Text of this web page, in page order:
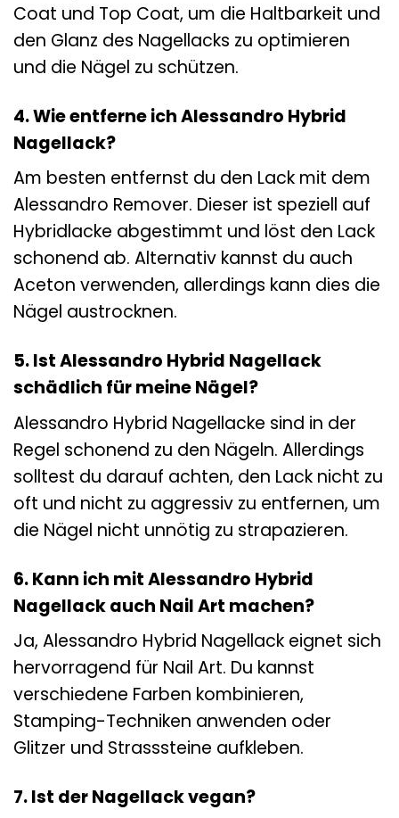
Coat und Top Coat, um die Haltbarkeit und
den Glanz des Nagellacks zu optimieren
und die Nägel zu schützen.
4. Wie entferne ich Alessandro Hybrid
Nagellack?
Am besten entfernst du den Lack mit dem
Alessandro Remover. Dieser ist speziell auf
Hybridlacke abgestimmt und löst den Lack
schonend ab. Alternativ kannst du auch
Aceton verwenden, allerdings kann dies die
Nägel austrocknen.
5. Ist Alessandro Hybrid Nagellack
schädlich für meine Nägel?
Alessandro Hybrid Nagellacke sind in der
Regel schonend zu den Nägeln. Allerdings
solltest du darauf achten, den Lack nicht zu
oft und nicht zu aggressiv zu entfernen, um
die Nägel nicht unnötig zu strapazieren.
6. Kann ich mit Alessandro Hybrid
Nagellack auch Nail Art machen?
Ja, Alessandro Hybrid Nagellack eignet sich
hervorragend für Nail Art. Du kannst
verschiedene Farben kombinieren,
Stamping-Techniken anwenden oder
Glitzer und Strasssteine aufkleben.
7. Ist der Nagellack vegan?